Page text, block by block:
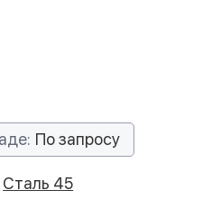
По запросу
Сталь 45